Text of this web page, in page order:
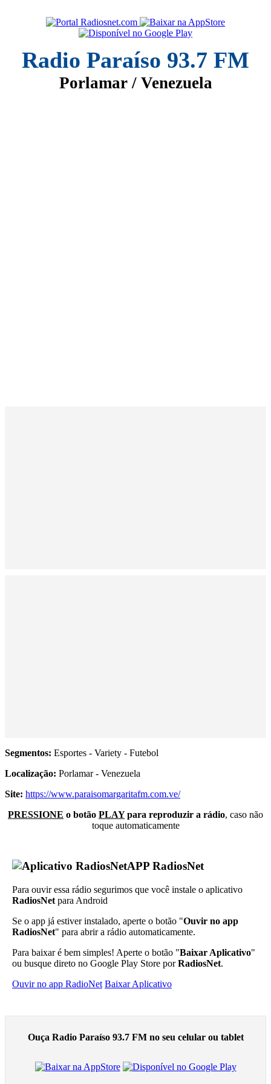
Radio Paraíso 93.7 FM
Porlamar / Venezuela
Segmentos: Esportes - Variety - Futebol
Localização: Porlamar - Venezuela
Site: https://www.paraisomargaritafm.com.ve/
PRESSIONE o botão PLAYpara reproduzir a rádio, caso não
toque automaticamente
APP RadiosNet
Para ouvir essa rádio segurimos que você instale o aplicativo
RadiosNet para Android
Se o app já estiver instalado, aperte o botão "Ouvir no app
RadiosNet" para abrir a rádio automaticamente.
Para baixar é bem simples! Aperte o botão "Baixar Aplicativo"
ou busque direto no Google Play Store porRadiosNet.
Ouvir no app RadioNet Baixar Aplicativo
Ouça Radio Paraíso 93.7 FM no seu celular ou tablet